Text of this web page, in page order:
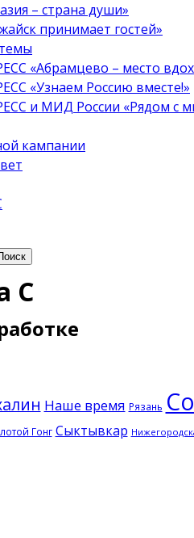
– страна души»
принимает гостей»
«Абрамцево – место
«Узнаем Россию вместе!»
и МИД России «Рядом с
кампании
С
Наше время Рязань
Гонг Сыктывкар